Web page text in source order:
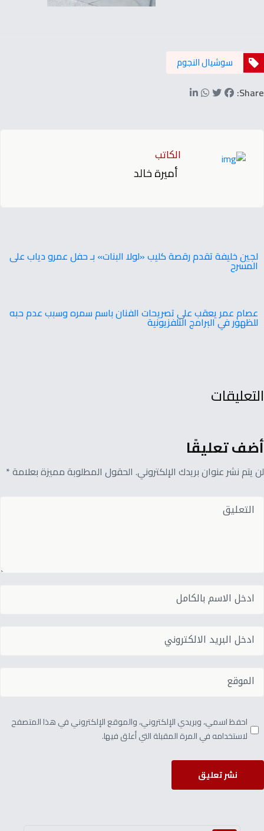
سوشيال النجوم
Share:
الكاتب
أميرة خالد
لجين خليفة تقدم رقصة كليب «لولا البنات» بـ حفل عمرو دياب على
المسرح
عصام عمر يعقب على تصريحات الفنان باسم سمره وسبب عدم حبه
للظهور في البرامج التلفزيونية
التعليقات
أضف تعليقًا
لن يتم نشر عنوان بريدك الإلكتروني. الحقول المطلوبة مميزة بعلامة *
احفظ اسمي، وبريدي الإلكتروني، والموقع الإلكتروني في هذا المتصفح
لاستخدامه في المرة المقبلة التي أعلق فيها.
نشر تعليق